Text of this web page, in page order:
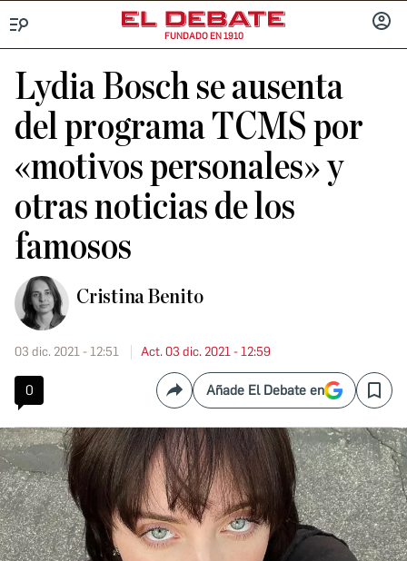
FUNDADO EN 1910
Lydia Bosch se ausenta
del programa TCMS por
«motivos personales» y
otras noticias de los
famosos
Cristina Benito
03 dic. 2021 - 12:51 Act. 03 dic. 2021 - 12:59
0 CompartirAñade El Debate en Save